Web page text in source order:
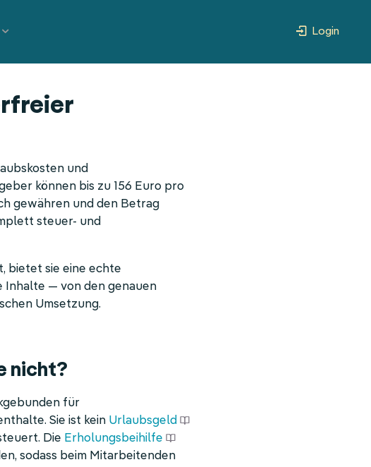
Login
und
können bis zu 156 Euro pro
gewähren und den Betrag
steuer- und
bietet sie eine echte
Inhalte — von den genauen
Umsetzung.
nicht?
für
Sie ist kein Urlaubsgeld
Die Erholungsbeihilfe
sodass beim Mitarbeitenden